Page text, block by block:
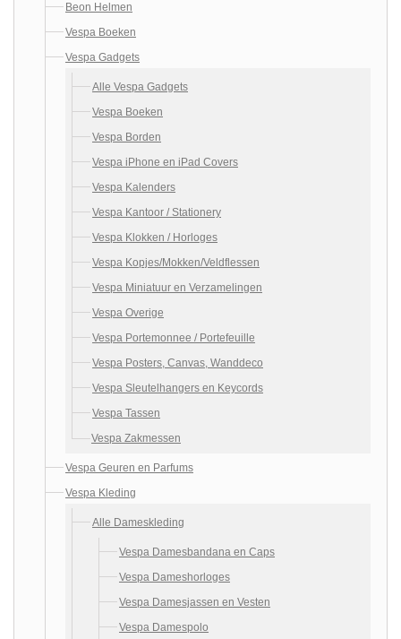
Beon Helmen
Vespa Boeken
Vespa Gadgets
Alle Vespa Gadgets
Vespa Boeken
Vespa Borden
Vespa iPhone en iPad Covers
Vespa Kalenders
Vespa Kantoor / Stationery
Vespa Klokken / Horloges
Vespa Kopjes/Mokken/Veldflessen
Vespa Miniatuur en Verzamelingen
Vespa Overige
Vespa Portemonnee / Portefeuille
Vespa Posters, Canvas, Wanddeco
Vespa Sleutelhangers en Keycords
Vespa Tassen
Vespa Zakmessen
Vespa Geuren en Parfums
Vespa Kleding
Alle Dameskleding
Vespa Damesbandana en Caps
Vespa Dameshorloges
Vespa Damesjassen en Vesten
Vespa Damespolo